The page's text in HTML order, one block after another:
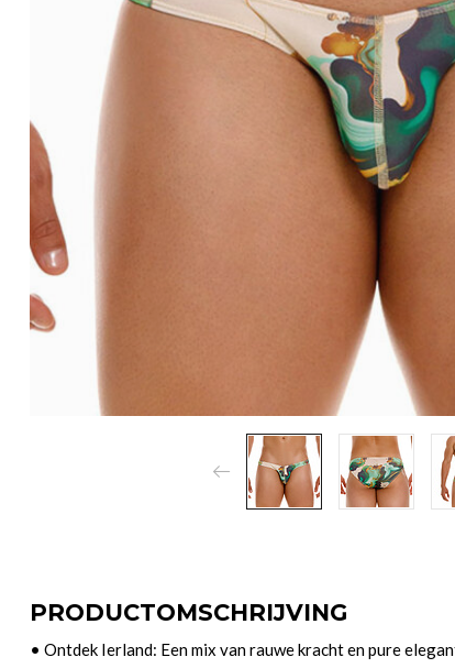
PRODUCTOMSCHRIJVING
• Ontdek Ierland: Een mix van rauwe kracht en pure